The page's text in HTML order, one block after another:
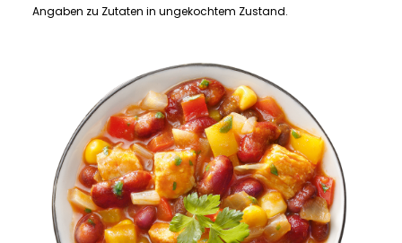
Angaben zu Zutaten in ungekochtem Zustand.